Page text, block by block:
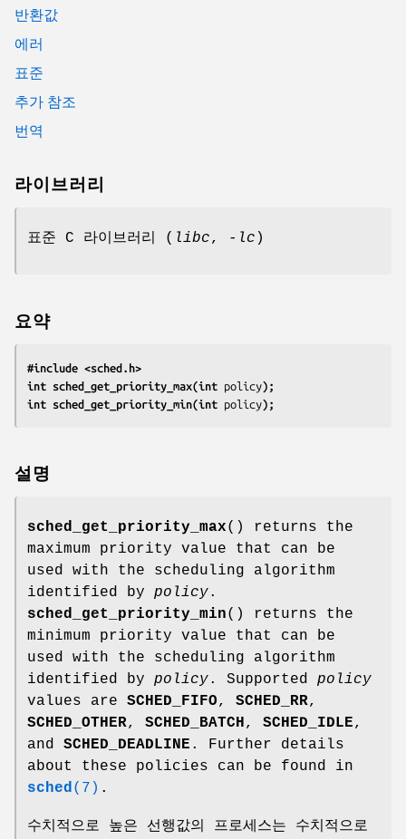
반환값
에러
표준
추가 참조
번역
라이브러리
표준 C 라이브러리 ( libc, -lc )
요약
#include <sched.h>
int sched_get_priority_max(int policy);
int sched_get_priority_min(int policy);
설명
sched_get_priority_max() returns the
maximum priority value that can be
used with the scheduling algorithm
identified by policy.
sched_get_priority_min() returns the
minimum priority value that can be
used with the scheduling algorithm
identified by policy. Supported policy
values are SCHED_FIFO, SCHED_RR,
SCHED_OTHER, SCHED_BATCH, SCHED_IDLE,
and SCHED_DEADLINE . Further details
about these policies can be found in
sched(7) .
수치적으로 높은 선행값의 프로세스는 수치적으로